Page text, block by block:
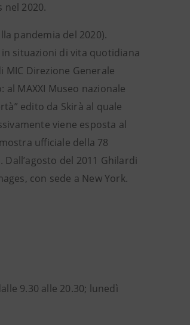
nel 2020.
pandemia del 2020).
situazioni di vita quotidiana
Direzione Generale
al MAXXI Museo nazionale
edito da Skirà al quale
viene esposta al
ufficiale della 78
del 2011 Ghilardi
con sede a New York.
9.30 alle 20.30; lunedì